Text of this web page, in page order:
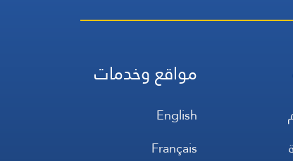
مواقع وخدمات
English
Français